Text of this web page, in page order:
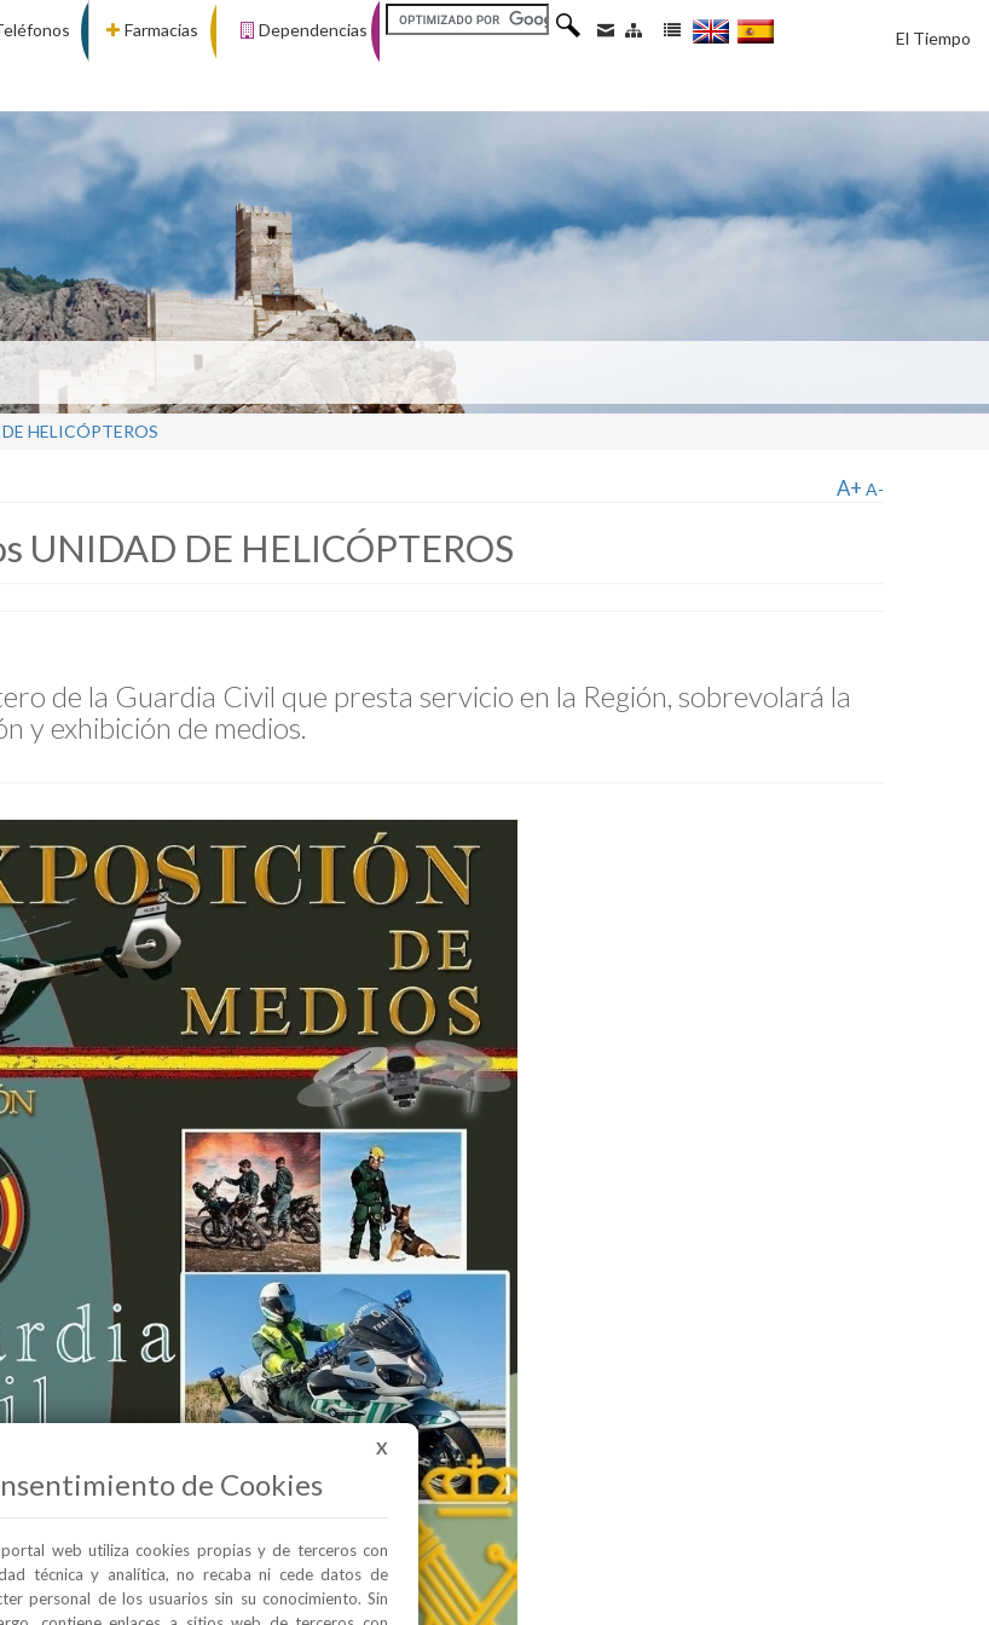
Farmacias Dependencias El Tiempo
HELICÓPTEROS
A+ A-
UNIDAD DE HELICÓPTEROS
de la Guardia Civil que presta servicio en la Región, sobrevolará la
y exhibición de medios.
X
de Cookies
web utiliza cookies propias y de terceros con
técnica y analítica, no recaba ni cede datos de
personal de los usuarios sin su conocimiento. Sin